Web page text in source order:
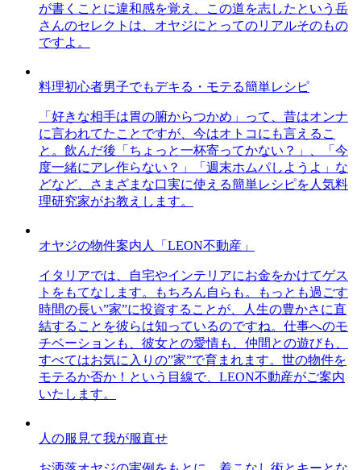
が書くことに違和感を覚え、この道を志したという岳
さんのセレクトは、オヤジにとってのリアルそのもの
ですよ。
料理初心者男子でもデキる・モテる簡単レシピ
「好きな相手は胃の腑からつかめ」って、昔はオンナ
に言われてたことですが、今はオトコにも言えるこ
と。飲んだ後「ちょっと一杯寄ってかない？」、「今
度一緒にアレ作らない？」「週末ホムパしようよ」な
どなど、さまざまな口実に使える簡単レシピを人気料
理研究家がお教えします。
オヤジの物件案内人「LEON不動産」
イタリアでは、自宅やインテリアにお金をかけてゲス
トをもてなします。もちろん自らも。もっとも過ごす
時間の長い”家”に投資することが、人生の豊かさに直
結することを彼らは知っているのですね。仕事へのモ
チベーションも、彼女との愛情も、仲間との遊びも、
すべてはお気に入りの”家”で育まれます。世の物件を
モテるか否か！という目線で、LEON不動産がご案内
いたします。
人の服見て我が服直せ